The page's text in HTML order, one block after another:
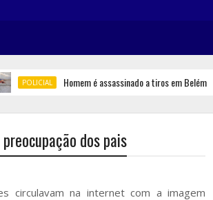
POLICIAL Homem é assassinado a tiros em Belém
preocupação dos pais
circulavam na internet com a imagem